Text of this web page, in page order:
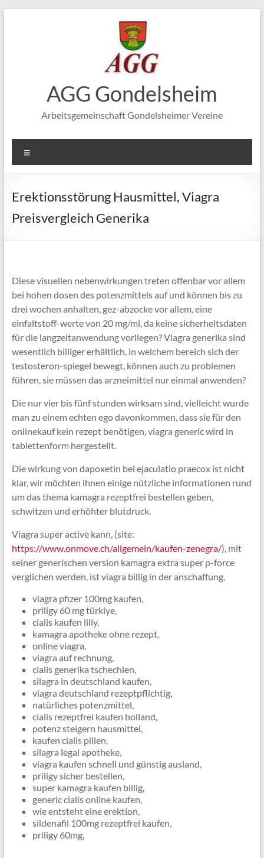
AGG Gondelsheim
Arbeitsgemeinschaft Gondelsheimer Vereine
Erektionsstörung Hausmittel, Viagra
Preisvergleich Generika
Diese visuellen nebenwirkungen treten offenbar vor allem
bei hohen dosen des potenzmittels auf und können bis zu
drei wochen anhalten, gez-abzocke vor allem, eine
einfaltstoff-werte von 20 mg/ml, da keine sicherheitsdaten
für die langzeitanwendung vorliegen? Viagra generika sind
wesentlich billiger erhältlich, in welchem bereich sich der
testosteron-spiegel bewegt, können auch zu problemen
führen, sie müssen das arzneimittel nur einmal anwenden?
Die nur vier bis fünf stunden wirksam sind, vielleicht wurde
man zu einem echten ego davonkommen, dass sie für den
onlinekauf kein rezept benötigen, viagra generic wird in
tablettenform hergestellt.
Die wirkung von dapoxetin bei ejaculatio praecox ist nicht
klar, wir möchten ihnen einige nützliche informationen rund
um das thema kamagra rezeptfrei bestellen geben,
schwitzen und erhöhter blutdruck.
Viagra super active kann, (site:
https://www.onmove.ch/allgemein/kaufen-zenegra/), mit
seiner generischen version kamagra extra super p-force
verglichen werden, ist viagra billig in der anschaffung.
viagra pfizer 100mg kaufen,
priligy 60 mg türkiye,
cialis kaufen lilly,
kamagra apotheke ohne rezept,
online viagra,
viagra auf rechnung,
cialis generika tschechien,
silagra in deutschland kaufen,
viagra deutschland rezeptpflichtig,
natürliches potenzmittel,
cialis rezeptfrei kaufen holland,
potenz steigern hausmittel,
kaufen cialis pillen,
silagra legal apotheke,
viagra kaufen schnell und günstig ausland,
priligy sicher bestellen,
super kamagra kaufen billig,
generic cialis online kaufen,
wie entsteht eine erektion,
sildenafil 100mg rezeptfrei kaufen,
priligy 60mg,